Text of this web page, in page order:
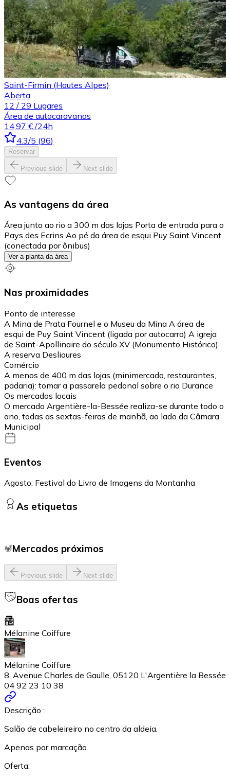
Saint-Firmin (Hautes Alpes)
Aberta
12 / 29 Lugares
Área de autocaravanas
14,97 € /24h
4.3/5 (96)
Reservar
Previous slide Next slide
As vantagens da área
Área junto ao rio a 300 m das lojas Porta de entrada para o
Pays des Ecrins Ao pé da área de esqui Puy Saint Vincent
(conectada por ônibus)
Ver a planta da área
Nas proximidades
Ponto de interesse
A Mina de Prata Fournel e o Museu da Mina A área de
esqui de Puy Saint Vincent (ligada por autocarro) A igreja
de Saint-Apollinaire do século XV (Monumento Histórico)
A reserva Deslioures
Comércio
A menos de 400 m das lojas (minimercado, restaurantes,
padaria): tomar a passarela pedonal sobre o rio Durance
Os mercados locais
O mercado Argentière-la-Bessée realiza-se durante todo o
ano, todas as sextas-feiras de manhã, ao lado da Câmara
Municipal
Eventos
Agosto: Festival do Livro de Imagens da Montanha
As etiquetas
Mercados próximos
Previous slide Next slide
Boas ofertas
Mélanine Coiffure
Mélanine Coiffure
8, Avenue Charles de Gaulle, 05120 L'Argentière la Bessée
04 92 23 10 38
Descrição :
Salão de cabeleireiro no centro da aldeia.
Apenas por marcação.
Oferta: